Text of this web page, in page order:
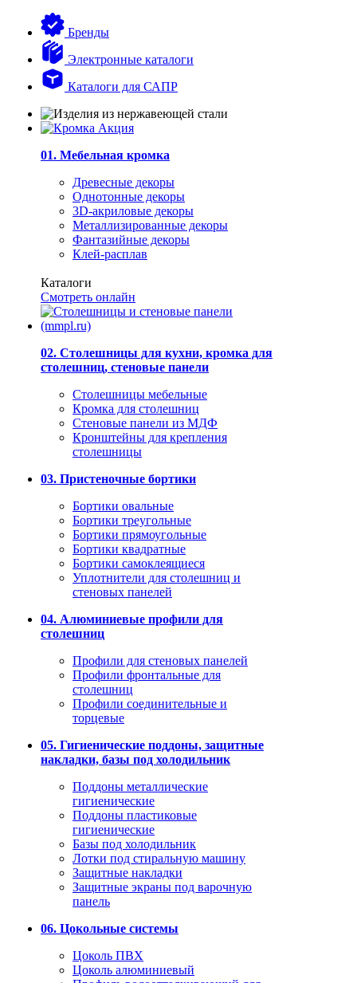
Бренды
Электронные каталоги
Каталоги для САПР
01. Мебельная кромка
Древесные декоры
Однотонные декоры
3D-акриловые декоры
Металлизированные декоры
Фантазийные декоры
Клей-расплав
Каталоги
Смотреть онлайн
02. Столешницы для кухни, кромка для
столешниц, стеновые панели
Столешницы мебельные
Кромка для столешниц
Стеновые панели из МДФ
Кронштейны для крепления
столешницы
03. Пристеночные бортики
Бортики овальные
Бортики треугольные
Бортики прямоугольные
Бортики квадратные
Бортики самоклеящиеся
Уплотнители для столешниц и
стеновых панелей
04. Алюминиевые профили для
столешниц
Профили для стеновых панелей
Профили фронтальные для
столешниц
Профили соединительные и
торцевые
05. Гигиенические поддоны, защитные
накладки, базы под холодильник
Поддоны металлические
гигиенические
Поддоны пластиковые
гигиенические
Базы под холодильник
Лотки под стиральную машину
Защитные накладки
Защитные экраны под варочную
панель
06. Цокольные системы
Цоколь ПВХ
Цоколь алюминиевый